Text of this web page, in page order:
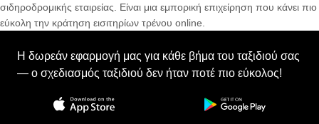
σιδηροδρομικής εταιρείας. Είναι μια εμπορική επιχείρηση που κάνει πιο
εύκολη την κράτηση εισιτηρίων τρένου online.
Η δωρεάν εφαρμογή μας για κάθε βήμα του ταξιδιού σας
— ο σχεδιασμός ταξιδιού δεν ήταν ποτέ πιο εύκολος!